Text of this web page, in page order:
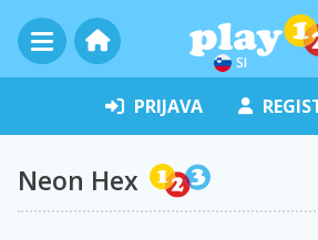
SI
PRIJAVA
Neon Hex